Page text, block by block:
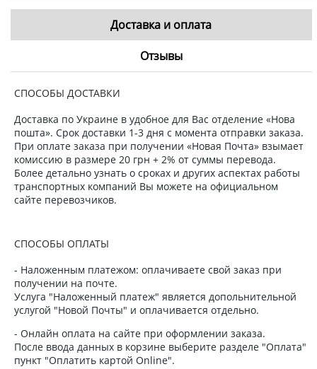
Доставка и оплата
Отзывы
СПОСОБЫ ДОСТАВКИ
Доставка по Украине в удобное для Вас отделение «Нова
пошта». Срок доставки 1-3 дня с момента отправки заказа.
При оплате заказа при получении «Новая Почта» взымает
комиссию в размере 20 грн + 2% от суммы перевода.
Более детально узнать о сроках и других аспектах работы
транспортных компаний Вы можете на официальном
сайте перевозчиков.
СПОСОБЫ ОПЛАТЫ
- Наложенным платежом: оплачиваете свой заказ при
получении на почте.
Услуга "Наложенный платеж" является допольнительной
услугой "Новой Почты" и оплачивается отдельно.
- Онлайн оплата на сайте при оформлении заказа.
После ввода данных в корзине выберите разделе "Оплата"
пункт "Оплатить картой Online".